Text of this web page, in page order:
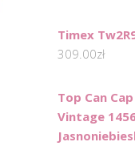
Timex
309.00zł
Top Can
Vintage